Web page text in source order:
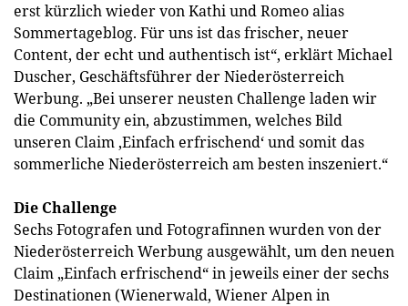
erst kürzlich wieder von Kathi und Romeo alias
Sommertageblog. Für uns ist das frischer, neuer
Content, der echt und authentisch ist“, erklärt Michael
Duscher, Geschäftsführer der Niederösterreich
Werbung. „Bei unserer neusten Challenge laden wir
die Community ein, abzustimmen, welches Bild
unseren Claim ‚Einfach erfrischend‘ und somit das
sommerliche Niederösterreich am besten inszeniert.“
Die Challenge
Sechs Fotografen und Fotografinnen wurden von der
Niederösterreich Werbung ausgewählt, um den neuen
Claim „Einfach erfrischend“ in jeweils einer der sechs
Destinationen (Wienerwald, Wiener Alpen in